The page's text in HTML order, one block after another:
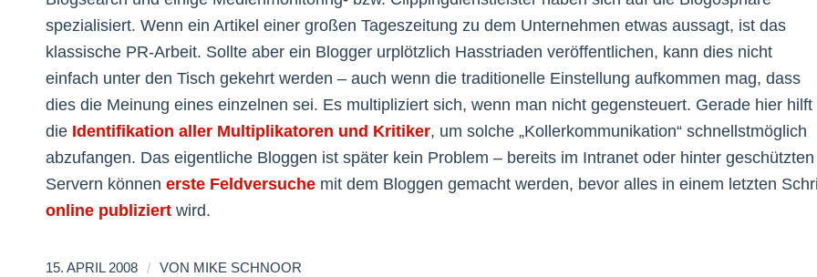
spezialisiert. Wenn ein Artikel einer großen Tageszeitung zu dem Unternehmen etwas aussagt, ist das
klassische PR-Arbeit. Sollte aber ein Blogger urplötzlich Hasstriaden veröffentlichen, kann dies nicht
einfach unter den Tisch gekehrt werden – auch wenn die traditionelle Einstellung aufkommen mag, dass
dies die Meinung eines einzelnen sei. Es multipliziert sich, wenn man nicht gegensteuert. Gerade hier hilft
die Identifikation aller Multiplikatoren und Kritiker, um solche „Kollerkommunikation“ schnellstmöglich
abzufangen. Das eigentliche Bloggen ist später kein Problem – bereits im Intranet oder hinter geschützten
Servern können erste Feldversuche mit dem Bloggen gemacht werden, bevor alles in einem letzten
online publiziert wird.
15. APRIL 2008 / VON MIKE SCHNOOR